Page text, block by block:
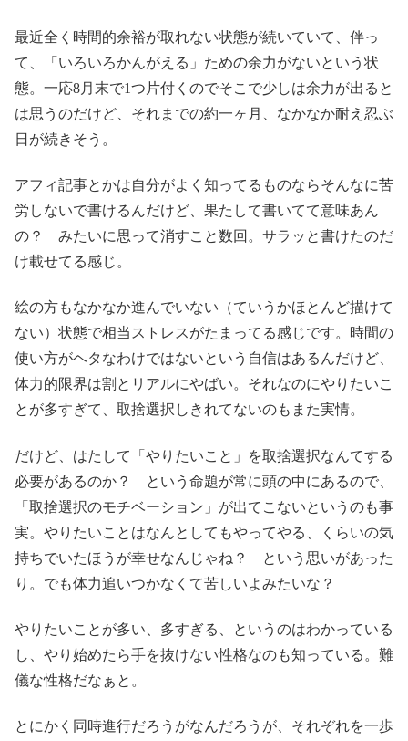
最近全く時間的余裕が取れない状態が続いていて、伴っ
て、「いろいろかんがえる」ための余力がないという状
態。一応8月末で1つ片付くのでそこで少しは余力が出ると
は思うのだけど、それまでの約一ヶ月、なかなか耐え忍ぶ
日が続きそう。
アフィ記事とかは自分がよく知ってるものならそんなに苦
労しないで書けるんだけど、果たして書いてて意味あん
の？ みたいに思って消すこと数回。サラッと書けたのだ
け載せてる感じ。
絵の方もなかなか進んでいない（ていうかほとんど描けて
ない）状態で相当ストレスがたまってる感じです。時間の
使い方がヘタなわけではないという自信はあるんだけど、
体力的限界は割とリアルにやばい。それなのにやりたいこ
とが多すぎて、取捨選択しきれてないのもまた実情。
だけど、はたして「やりたいこと」を取捨選択なんてする
必要があるのか？ という命題が常に頭の中にあるので、
「取捨選択のモチベーション」が出てこないというのも事
実。やりたいことはなんとしてもやってやる、くらいの気
持ちでいたほうが幸せなんじゃね？ という思いがあった
り。でも体力追いつかなくて苦しいよみたいな？
やりたいことが多い、多すぎる、というのはわかっている
し、やり始めたら手を抜けない性格なのも知っている。難
儀な性格だなぁと。
とにかく同時進行だろうがなんだろうが、それぞれを一歩